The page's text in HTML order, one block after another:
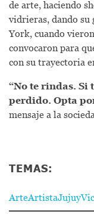
de arte, haciendo
vidrieras, dando su
York, cuando
convocaron para
con su trayectoria
“No te rindas. Si
perdido. Opta
mensaje a la
TEMAS:
ArteArtistaJujuy